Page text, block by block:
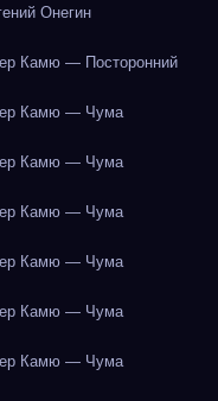
Онегин
Камю — Посторонний
Камю — Чума
Камю — Чума
Камю — Чума
Камю — Чума
Камю — Чума
Камю — Чума